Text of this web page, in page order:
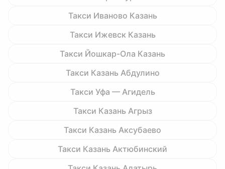
Такси Иваново Казань
Такси Ижевск Казань
Такси Йошкар-Ола Казань
Такси Казань Абдулино
Такси Уфа — Агидель
Такси Казань Агрыз
Такси Казань Аксубаево
Такси Казань Актюбинский